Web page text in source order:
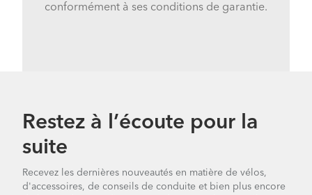
conformément à ses conditions de garantie.
Restez à l’écoute pour la
suite
Recevez les dernières nouveautés en matière de vélos,
d'accessoires, de conseils de conduite et bien plus encore